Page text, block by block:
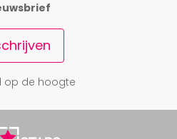
op de hoogte